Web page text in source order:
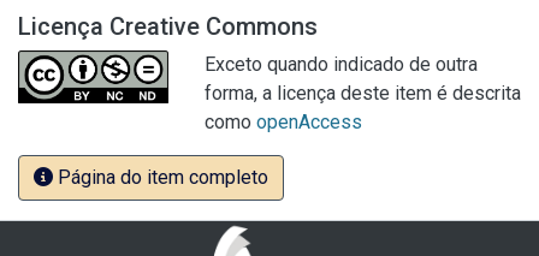
Licença Creative Commons
Exceto quando indicado de outra
forma, a licença deste item é descrita
como openAccess
Página do item completo